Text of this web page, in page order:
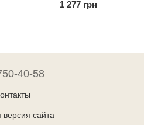
1 277 грн
40-58
сайта